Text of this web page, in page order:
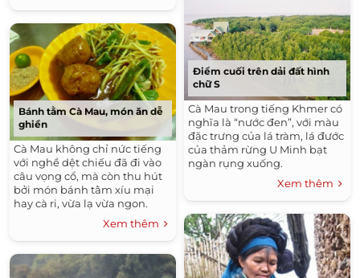
Bánh tằm Cà Mau, món ăn dễ
ghiền
Cà Mau không chỉ nức tiếng
với nghề dệt chiếu đã đi vào
câu vọng cổ, mà còn thu hút
bởi món bánh tằm xíu mại
hay cà ri, vừa lạ vừa ngon.
Xem thêm
Điểm cuối trên dải đất hình
chữ S
Cà Mau trong tiếng Khmer có
nghĩa là “nước đen”, với màu
đặc trưng của lá tràm, lá đước
của thảm rừng U Minh bạt
ngàn rụng xuống.
Xem thêm